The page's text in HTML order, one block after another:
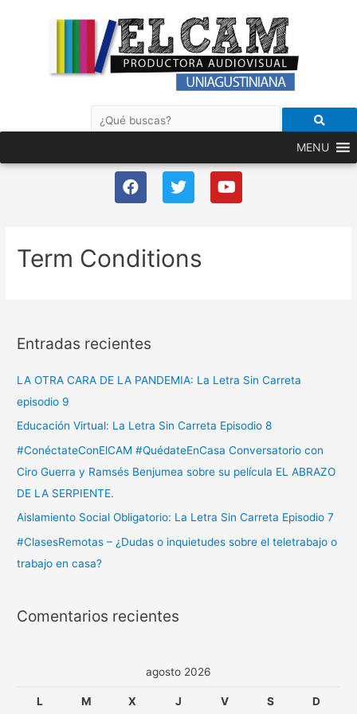
MENU
Term Conditions
Entradas recientes
LA OTRA CARA DE LA PANDEMIA: La Letra Sin Carreta
episodio 9
Educación Virtual: La Letra Sin Carreta Episodio 8
#ConéctateConElCAM #QuédateEnCasa Conversatorio con
Ciro Guerra y Ramsés Benjumea sobre su película EL ABRAZO
DE LA SERPIENTE.
Aislamiento Social Obligatorio: La Letra Sin Carreta Episodio 7
#ClasesRemotas – ¿Dudas o inquietudes sobre el teletrabajo o
trabajo en casa?
Comentarios recientes
agosto 2026
L M X J V S D